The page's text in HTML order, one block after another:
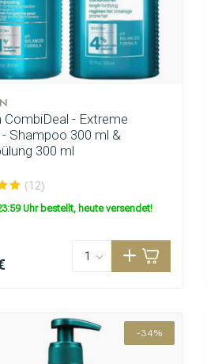
CombiDeal - Extreme
Shampoo 300 ml &
300 ml
(12)
Uhr bestellt, heute versendet!
-34%